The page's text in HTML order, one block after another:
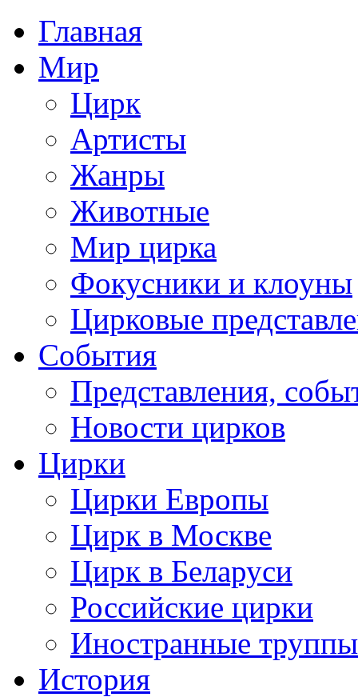
Главная
Мир
Цирк
Артисты
Жанры
Животные
Мир цирка
Фокусники и клоуны
Цирковые
События
Представления,
Новости цирков
Цирки
Цирки Европы
Цирк в Москве
Цирк в Беларуси
Российские цирки
Иностранные труппы
История